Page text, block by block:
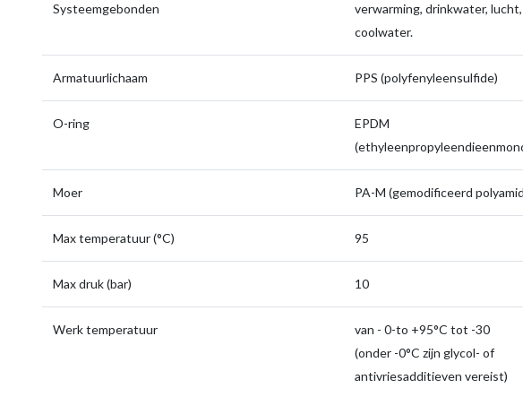
Systeemgebonden
verwarming, drinkwater, lucht,
coolwater.
Armatuurlichaam PPS (polyfenyleensulfide)
O-ring
EPDM
Moer PA-M (gemodificeerd
Max temperatuur (°C) 95
Max druk (bar) 10
Werk temperatuur
van - 0-to +95°C tot -30
(onder -0°C zijn glycol- of
antivriesadditieven vereist)